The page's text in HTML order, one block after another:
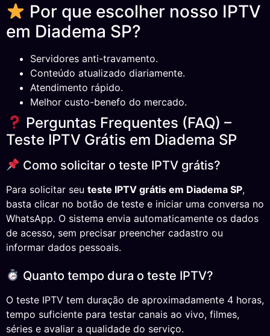
Por que escolher nosso IPTV
em Diadema SP?
Servidores anti-travamento.
Conteúdo atualizado diariamente.
Atendimento rápido.
Melhor custo-benefo do mercado.
Perguntas Frequentes (FAQ) –
Teste IPTV Grátis em Diadema SP
Como solicitar o teste IPTV grátis?
Para solicitar seu teste IPTV grátis em Diadema SP,
basta clicar no botão de teste e iniciar uma conversa no
WhatsApp. O sistema envia automaticamente os dados
de acesso, sem precisar preencher cadastro ou
informar dados pessoais.
Quanto tempo dura o teste IPTV?
O teste IPTV tem duração de aproximadamente 4 horas,
tempo suficiente para testar canais ao vivo, filmes,
séries e avaliar a qualidade do serviço.